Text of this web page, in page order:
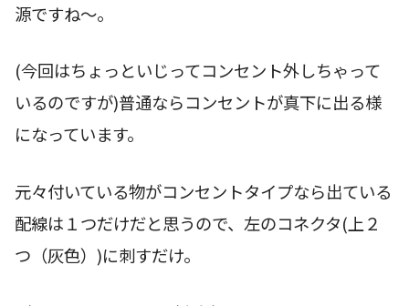
源ですね〜。
(今回はちょっといじってコンセント外しちゃって
いるのですが)普通ならコンセントが真下に出る様
になっています。
元々付いている物がコンセントタイプなら出ている
配線は１つだけだと思うので、左のコネクタ(上２
つ（灰色）)に刺すだけ。